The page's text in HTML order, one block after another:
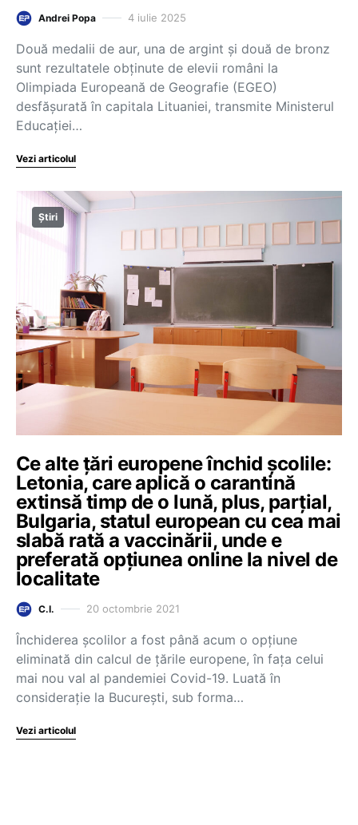
Andrei Popa 4 iulie 2025
Două medalii de aur, una de argint și două de bronz
sunt rezultatele obținute de elevii români la
Olimpiada Europeană de Geografie (EGEO)
desfășurată în capitala Lituaniei, transmite Ministerul
Educației…
Vezi articolul
Știri
Ce alte țări europene închid școlile:
Letonia, care aplică o carantină
extinsă timp de o lună, plus, parțial,
Bulgaria, statul european cu cea mai
slabă rată a vaccinării, unde e
preferată opțiunea online la nivel de
localitate
C.I. 20 octombrie 2021
Închiderea școlilor a fost până acum o opțiune
eliminată din calcul de țările europene, în fața celui
mai nou val al pandemiei Covid-19. Luată în
considerație la București, sub forma…
Vezi articolul